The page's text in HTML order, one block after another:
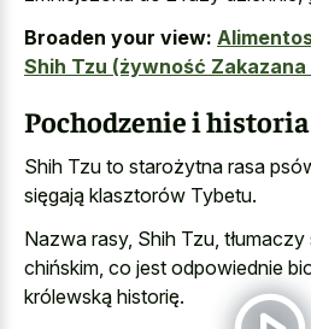
Broaden your view:
Shih Tzu (żywność Zakazana
Pochodzenie i historia
Shih Tzu to starożytna rasa
sięgają klasztorów Tybetu.
Nazwa rasy, Shih Tzu,
chińskim, co jest odpowiednie
królewską historię.